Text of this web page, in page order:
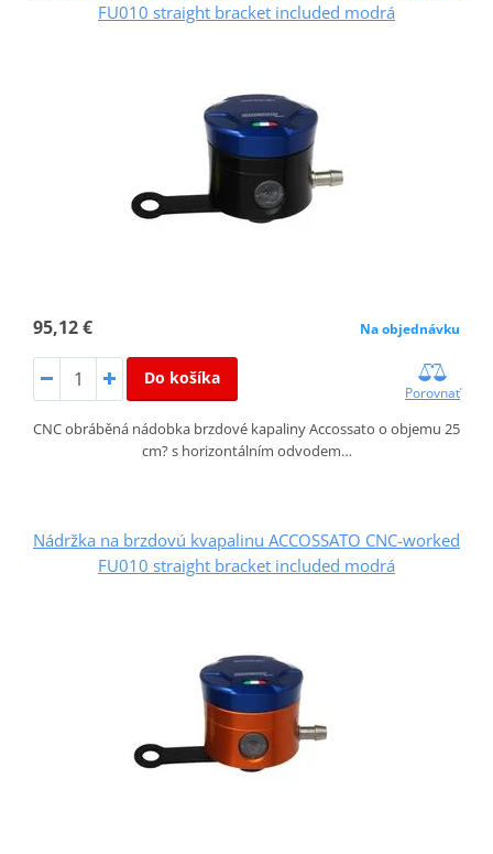
FU010 straight bracket included modrá
95,12 € Na objednávku
Do košíka
Porovnať
CNC obráběná nádobka brzdové kapaliny Accossato o objemu 25
cm? s horizontálním odvodem…
Nádržka na brzdovú kvapalinu ACCOSSATO CNC-worked
FU010 straight bracket included modrá